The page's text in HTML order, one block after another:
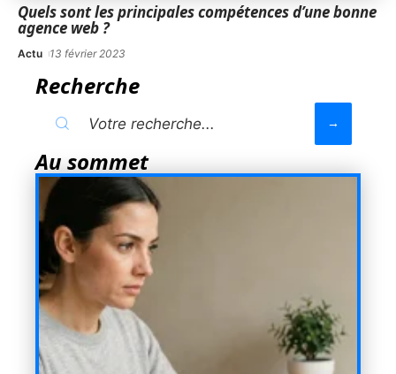
Quels sont les principales compétences d’une bonne
agence web ?
Actu 13 février 2023
Recherche
Au sommet